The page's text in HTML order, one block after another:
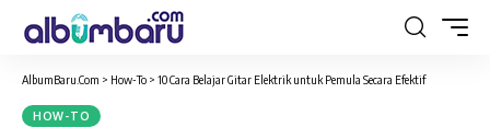
AlbumBaru.Com > How-To > 10 Cara Belajar Gitar Elektrik untuk Pemula Secara Efektif
HOW-TO